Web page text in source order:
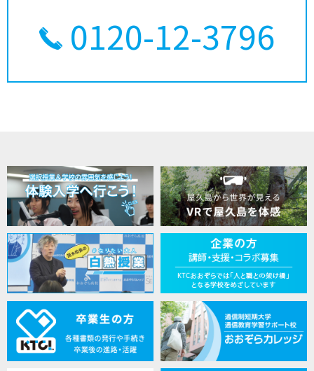
0120-12-3796